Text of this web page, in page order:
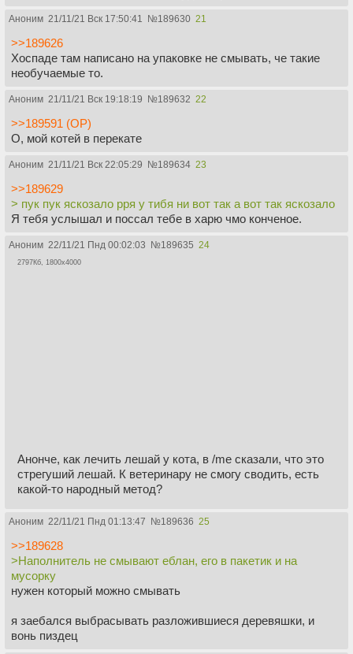
Аноним 21/11/21 Вск 17:50:41 №189630 21
>>189626
Хоспаде там написано на упаковке не смывать, че такие
необучаемые то.
Аноним 21/11/21 Вск 19:18:19 №189632 22
>>189591 (OP)
О, мой котей в перекате
Аноним 21/11/21 Вск 22:05:29 №189634 23
>>189629
> пук пук яскозало рря у тибя ни вот так а вот так яскозало
Я тебя услышал и поссал тебе в харю чмо конченое.
Аноним 22/11/21 Пнд 00:02:03 №189635 24
2797Кб, 1800x4000
Анонче, как лечить лешай у кота, в /me сказали, что это
стрегуший лешай. К ветеринару не смогу сводить, есть
какой-то народный метод?
Аноним 22/11/21 Пнд 01:13:47 №189636 25
>>189628
>Наполнитель не смывают еблан, его в пакетик и на
мусорку
нужен который можно смывать
я заебался выбрасывать разложившиеся деревяшки, и
вонь пиздец